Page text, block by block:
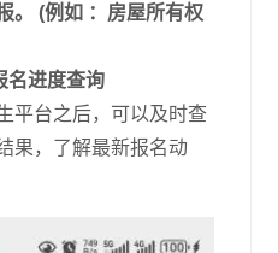
。 (例如 ：房屋所有权
名进度查询
平台之后，可以及时查
果，了解最新报名动